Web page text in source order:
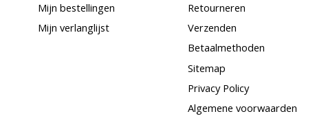
Mijn bestellingen
Mijn verlanglijst
Retourneren
Verzenden
Betaalmethoden
Sitemap
Privacy Policy
Algemene voorwaarden